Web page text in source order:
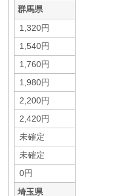
群馬県
1,320円
1,540円
1,760円
1,980円
2,200円
2,420円
未確定
未確定
0円
埼玉県